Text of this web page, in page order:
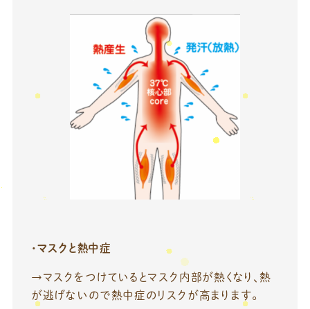
・マスクと熱中症
→マスクをつけているとマスク内部が熱くなり、熱
が逃げないので熱中症のリスクが高まります。